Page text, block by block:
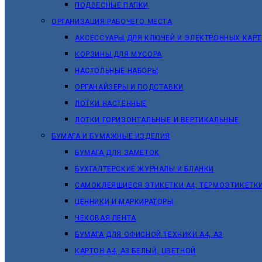
ПОДВЕСНЫЕ ПАПКИ
ОРГАНИЗАЦИЯ РАБОЧЕГО МЕСТА
АКСЕССУАРЫ ДЛЯ КЛЮЧЕЙ И ЭЛЕКТРОННЫХ КАРТ
КОРЗИНЫ ДЛЯ МУСОРА
НАСТОЛЬНЫЕ НАБОРЫ
ОРГАНАЙЗЕРЫ И ПОДСТАВКИ
ЛОТКИ НАСТЕННЫЕ
ЛОТКИ ГОРИЗОНТАЛЬНЫЕ И ВЕРТИКАЛЬНЫЕ
БУМАГА И БУМАЖНЫЕ ИЗДЕЛИЯ
БУМАГА ДЛЯ ЗАМЕТОК
БУХГАЛТЕРСКИЕ ЖУРНАЛЫ И БЛАНКИ
САМОКЛЕЯЩИЕСЯ ЭТИКЕТКИ А4,
ЦЕННИКИ И МАРКИРАТОРЫ
ЧЕКОВАЯ ЛЕНТА
БУМАГА ДЛЯ ОФИСНОЙ ТЕХНИКИ А4, А3
КАРТОН А4, А3 БЕЛЫЙ, ЦВЕТНОЙ